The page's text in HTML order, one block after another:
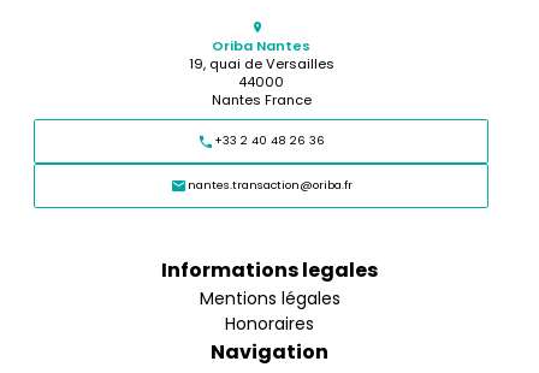
Oriba Nantes
19, quai de Versailles
44000
Nantes France
+33 2 40 48 26 36
nantes.transaction@oriba.fr
Informations legales
Mentions légales
Honoraires
Navigation